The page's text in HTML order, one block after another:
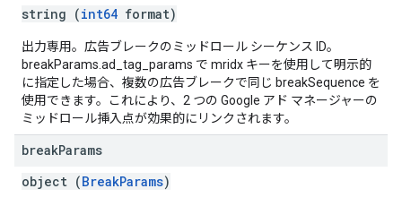
string (int64 format)
出力専用。広告ブレークのミッドロール シーケンス ID。
breakParams.ad_tag_params で mridx キーを使用して明示的
に指定した場合、複数の広告ブレークで同じ breakSequence を
使用できます。これにより、2 つの Google アド マネージャーの
ミッドロール挿入点が効果的にリンクされます。
breakParams
object (BreakParams)